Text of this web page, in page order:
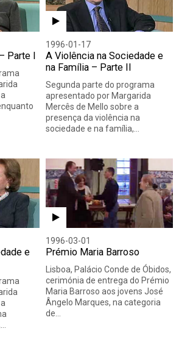
Parte I
1996-01-17
A Violência na Sociedade e
na Família – Parte II
Segunda parte do programa
apresentado por Margarida
Mercês de Mello sobre a
presença da violência na
sociedade e na família,…
e
1996-03-01
Prémio Maria Barroso
Lisboa, Palácio Conde de Óbidos,
cerimónia de entrega do Prémio
Maria Barroso aos jovens José
Ângelo Marques, na categoria
de…